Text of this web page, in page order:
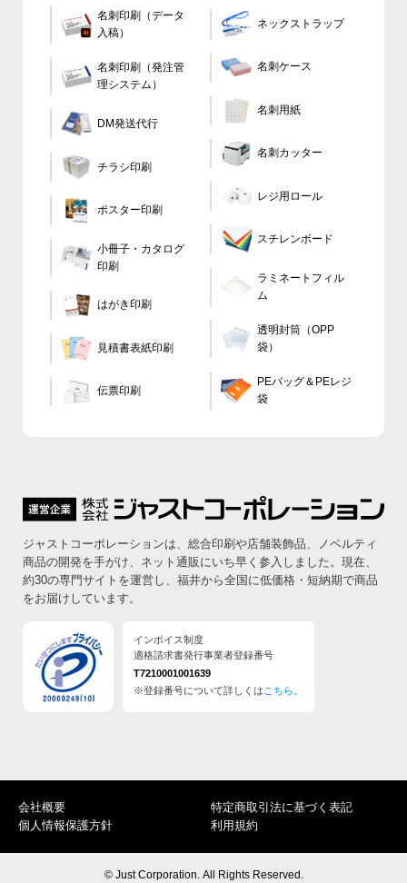
名刺印刷（データ
入稿）
名刺印刷（発注管
理システム）
DM発送代行
チラシ印刷
ポスター印刷
小冊子・カタログ
印刷
はがき印刷
見積書表紙印刷
伝票印刷
ネックストラップ
名刺ケース
名刺用紙
名刺カッター
レジ用ロール
スチレンボード
ラミネートフィル
ム
透明封筒（OPP
袋）
PEバッグ＆PEレジ
袋
ジャストコーポレーションは、総合印刷や店舗装飾品、ノベルティ
商品の開発を手がけ、ネット通販にいち早く参入しました。 現在、
約30の専門サイトを運営し、福井から全国に低価格・短納期で商品
をお届けしています。
インボイス制度
適格請求書発行事業者登録番号
T7210001001639
※登録番号について詳しくは こちら。
会社概要
特定商取引法に基づく表記
個人情報保護方針
利用規約
© Just Corporation. All Rights Reserved.